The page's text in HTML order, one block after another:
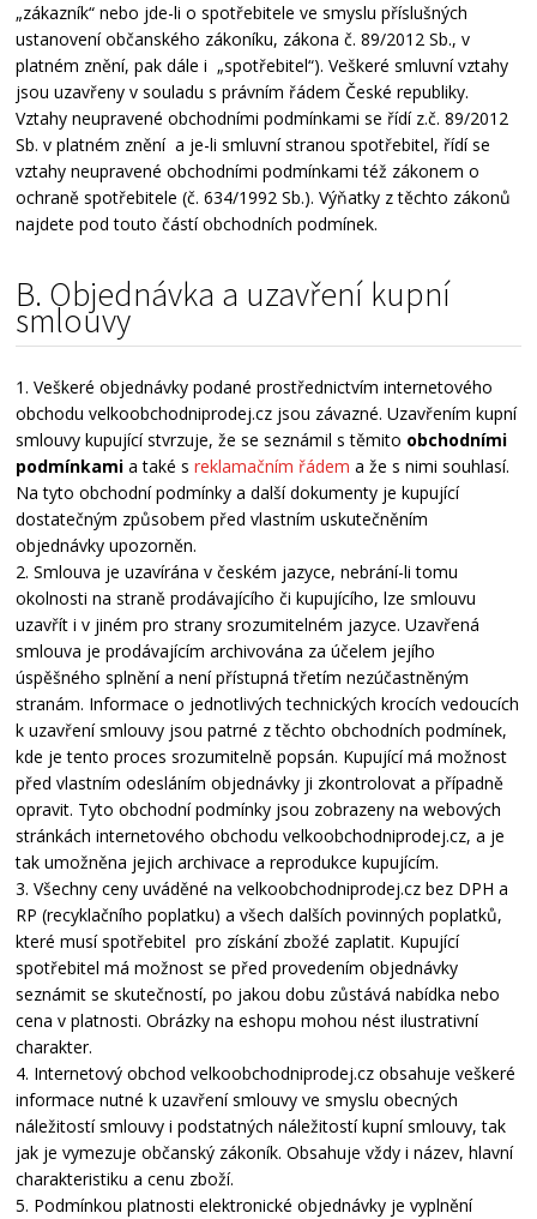
„zákazník“ nebo jde-li o spotřebitele ve smyslu příslušných
ustanovení občanského zákoníku, zákona č. 89/2012 Sb., v
platném znění, pak dále i „spotřebitel“). Veškeré smluvní vztahy
jsou uzavřeny v souladu s právním řádem České republiky.
Vztahy neupravené obchodními podmínkami se řídí z.č. 89/2012
Sb. v platném znění a je-li smluvní stranou spotřebitel, řídí se
vztahy neupravené obchodními podmínkami též zákonem o
ochraně spotřebitele (č. 634/1992 Sb.). Výňatky z těchto zákonů
najdete pod touto částí obchodních podmínek.
B. Objednávka a uzavření kupní
smlouvy
1. Veškeré objednávky podané prostřednictvím internetového
obchodu velkoobchodniprodej.cz jsou závazné. Uzavřením kupní
smlouvy kupující stvrzuje, že se seznámil s těmito obchodními
podmínkami a také sreklamačním řádem a že s nimi souhlasí.
Na tyto obchodní podmínky a další dokumenty je kupující
dostatečným způsobem před vlastním uskutečněním
objednávky upozorněn.
2. Smlouva je uzavírána v českém jazyce, nebrání-li tomu
okolnosti na straně prodávajícího či kupujícího, lze smlouvu
uzavřít i v jiném pro strany srozumitelném jazyce. Uzavřená
smlouva je prodávajícím archivována za účelem jejího
úspěšného splnění a není přístupná třetím nezúčastněným
stranám. Informace o jednotlivých technických krocích vedoucích
k uzavření smlouvy jsou patrné z těchto obchodních podmínek,
kde je tento proces srozumitelně popsán. Kupující má možnost
před vlastním odesláním objednávky ji zkontrolovat a případně
opravit. Tyto obchodní podmínky jsou zobrazeny na webových
stránkách internetového obchodu velkoobchodniprodej.cz, a je
tak umožněna jejich archivace a reprodukce kupujícím.
3. Všechny ceny uváděné na velkoobchodniprodej.cz bez DPH a
RP (recyklačního poplatku) a všech dalších povinných poplatků,
které musí spotřebitel pro získání zbožé zaplatit. Kupující
spotřebitel má možnost se před provedením objednávky
seznámit se skutečností, po jakou dobu zůstává nabídka nebo
cena v platnosti. Obrázky na eshopu mohou nést ilustrativní
charakter.
4. Internetový obchod velkoobchodniprodej.cz obsahuje veškeré
informace nutné k uzavření smlouvy ve smyslu obecných
náležitostí smlouvy i podstatných náležitostí kupní smlouvy, tak
jak je vymezuje občanský zákoník. Obsahuje vždy i název, hlavní
charakteristiku a cenu zboží.
5. Podmínkou platnosti elektronické objednávky je vyplnění